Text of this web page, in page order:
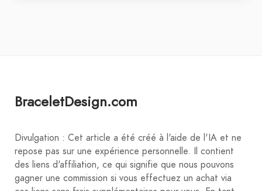
BraceletDesign.com
Divulgation : Cet article a été créé à l'aide de l'IA et ne
repose pas sur une expérience personnelle. Il contient
des liens d'affiliation, ce qui signifie que nous pouvons
gagner une commission si vous effectuez un achat via